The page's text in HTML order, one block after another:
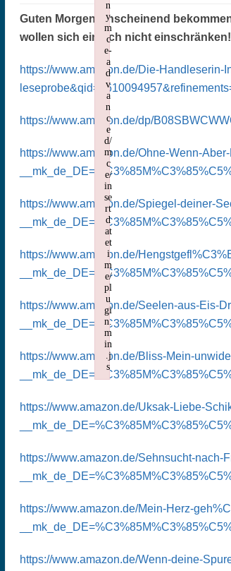
Guten Morgen.Anscheinend
wollen sich einfach nicht einschränken!
https://www.amazon.de/Die-
https://www.amazon.de/dp/
https://www.amazon.de/Ohne-Wenn-
https://www.amazon.de/Spiegel-deiner-
https://www.amazon.de/
https://www.amazon.de/Seelen-aus-Eis-
https://www.amazon.de/Bliss-Mein-
https://www.amazon.de/Uksak-Liebe-
https://www.amazon.de/Sehnsucht-
https://www.amazon.de/Mein-Herz-
https://www.amazon.de/Wenn-deine-
n
y
m
c
e-
a
d
v
a
n
c
e
d/
m
c
e/
in
se
rt
d
at
et
i
m
e/
pl
u
gi
n.
m
in
.j
s
Failed to load plugin: